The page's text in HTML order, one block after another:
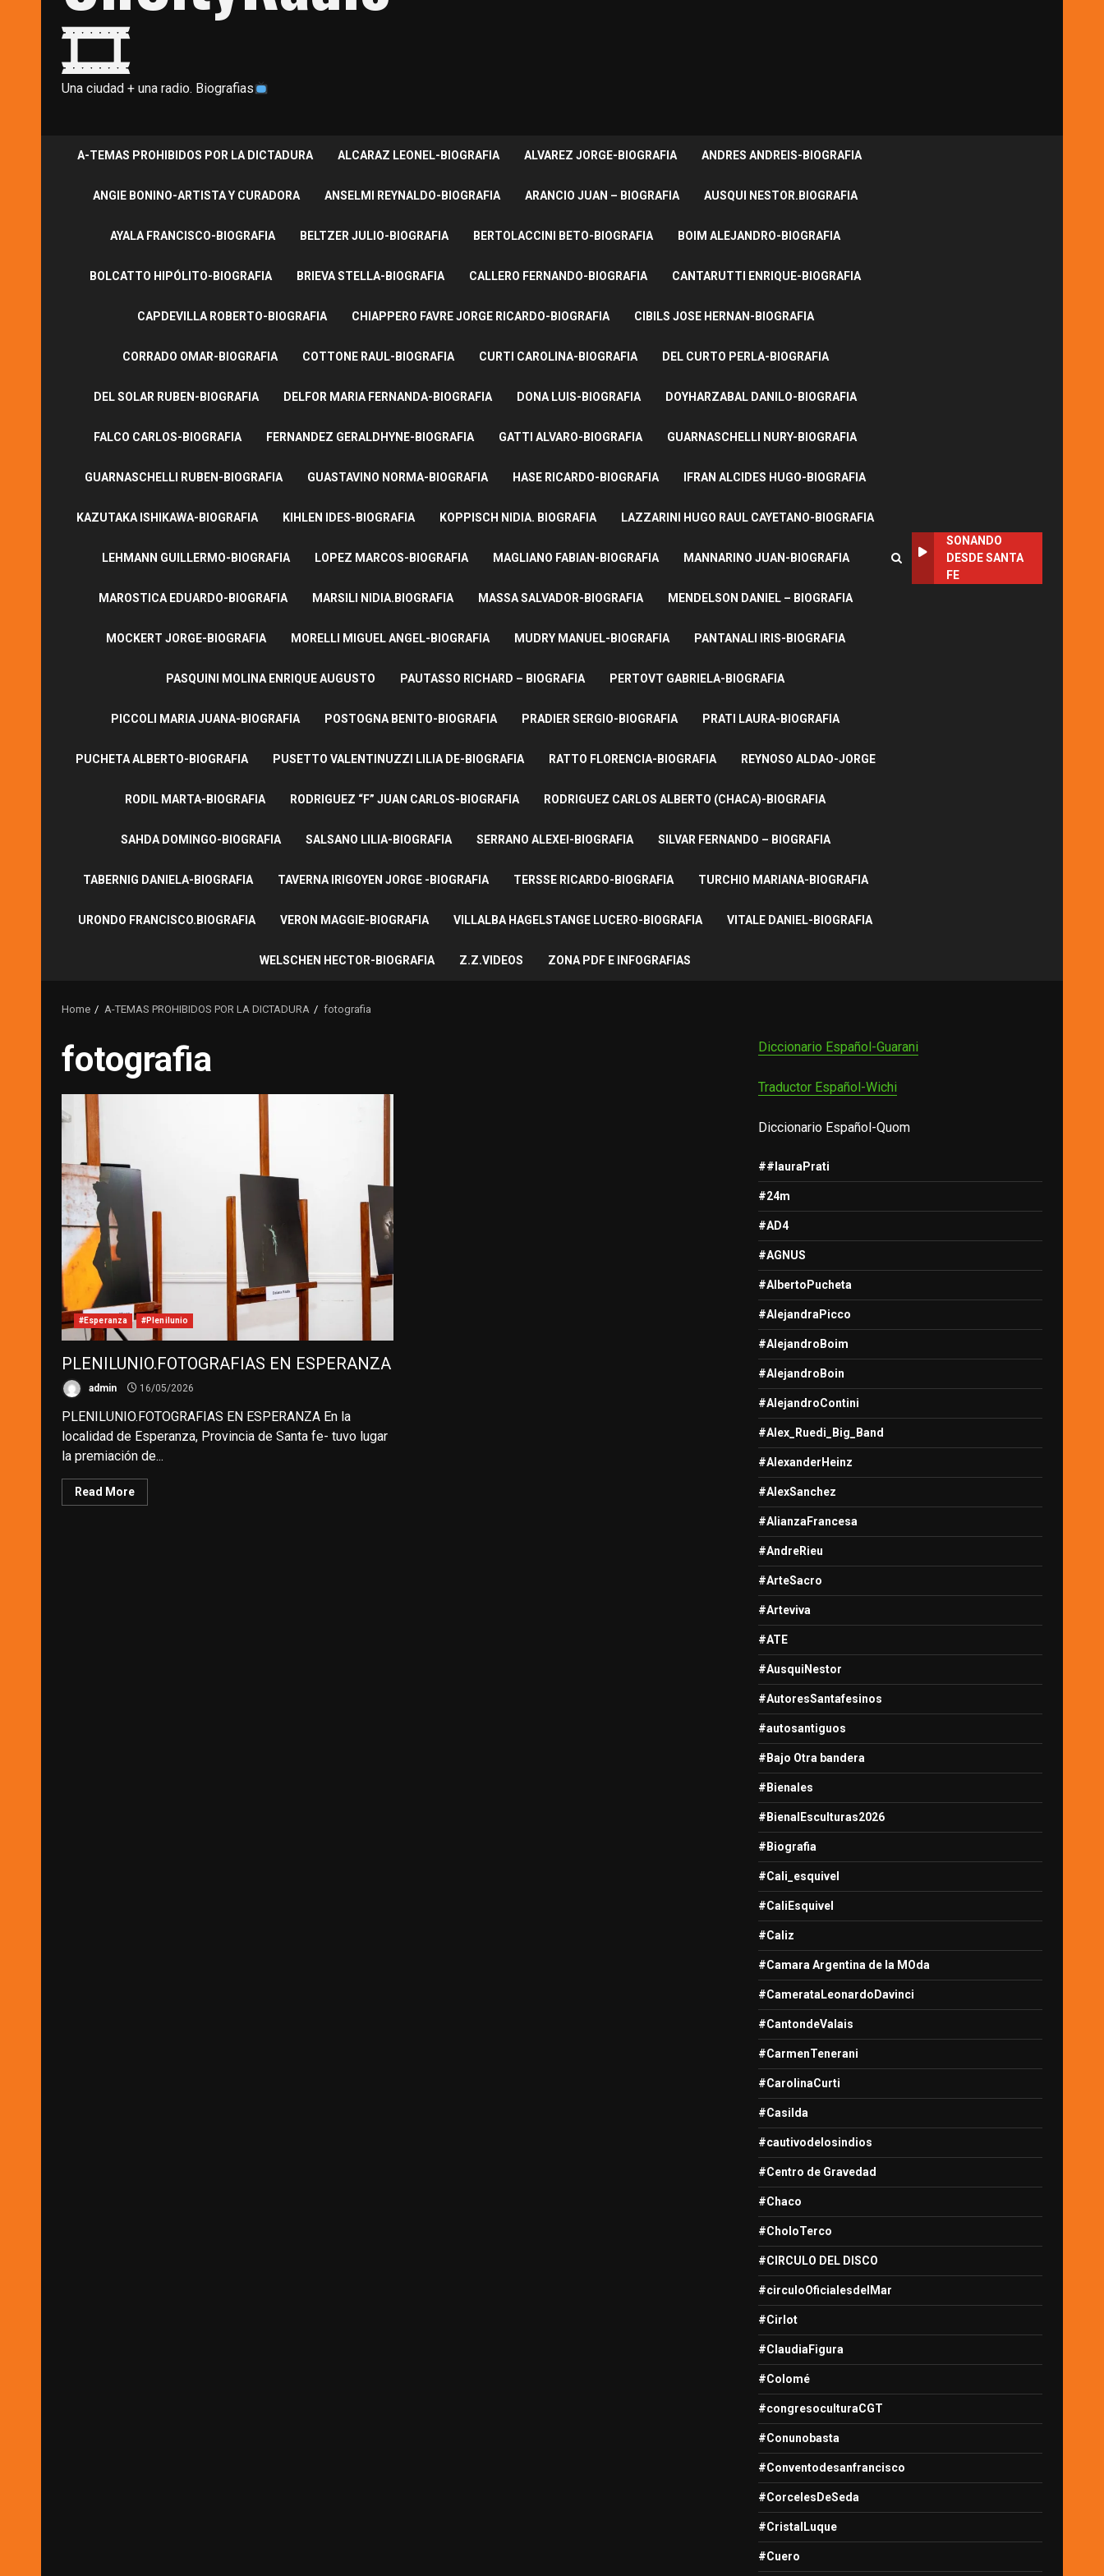
🎞
Una ciudad + una radio. Biografias
A-TEMAS PROHIBIDOS POR LA DICTADURA ALCARAZ LEONEL-BIOGRAFIA ALVAREZ JORGE-BIOGRAFIA ANDRES ANDREIS-BIOGRAFIA
ANGIE BONINO-ARTISTA Y CURADORA ANSELMI REYNALDO-BIOGRAFIA ARANCIO JUAN – BIOGRAFIA AUSQUI NESTOR.BIOGRAFIA
AYALA FRANCISCO-BIOGRAFIA BELTZER JULIO-BIOGRAFIA BERTOLACCINI BETO-BIOGRAFIA BOIM ALEJANDRO-BIOGRAFIA
BOLCATTO HIPÓLITO-BIOGRAFIA BRIEVA STELLA-BIOGRAFIA CALLERO FERNANDO-BIOGRAFIA CANTARUTTI ENRIQUE-BIOGRAFIA
CAPDEVILLA ROBERTO-BIOGRAFIA CHIAPPERO FAVRE JORGE RICARDO-BIOGRAFIA CIBILS JOSE HERNAN-BIOGRAFIA
CORRADO OMAR-BIOGRAFIA COTTONE RAUL-BIOGRAFIA CURTI CAROLINA-BIOGRAFIA DEL CURTO PERLA-BIOGRAFIA
DEL SOLAR RUBEN-BIOGRAFIA DELFOR MARIA FERNANDA-BIOGRAFIA DONA LUIS-BIOGRAFIA DOYHARZABAL DANILO-BIOGRAFIA
FALCO CARLOS-BIOGRAFIA FERNANDEZ GERALDHYNE-BIOGRAFIA GATTI ALVARO-BIOGRAFIA GUARNASCHELLI NURY-BIOGRAFIA
GUARNASCHELLI RUBEN-BIOGRAFIA GUASTAVINO NORMA-BIOGRAFIA HASE RICARDO-BIOGRAFIA IFRAN ALCIDES HUGO-BIOGRAFIA
KAZUTAKA ISHIKAWA-BIOGRAFIA KIHLEN IDES-BIOGRAFIA KOPPISCH NIDIA. BIOGRAFIA LAZZARINI HUGO RAUL CAYETANO-BIOGRAFIA
LEHMANN GUILLERMO-BIOGRAFIA LOPEZ MARCOS-BIOGRAFIA MAGLIANO FABIAN-BIOGRAFIA MANNARINO JUAN-BIOGRAFIA
MAROSTICA EDUARDO-BIOGRAFIA MARSILI NIDIA.BIOGRAFIA MASSA SALVADOR-BIOGRAFIA MENDELSON DANIEL – BIOGRAFIA
MOCKERT JORGE-BIOGRAFIA MORELLI MIGUEL ANGEL-BIOGRAFIA MUDRY MANUEL-BIOGRAFIA PANTANALI IRIS-BIOGRAFIA
PASQUINI MOLINA ENRIQUE AUGUSTO PAUTASSO RICHARD – BIOGRAFIA PERTOVT GABRIELA-BIOGRAFIA
PICCOLI MARIA JUANA-BIOGRAFIA POSTOGNA BENITO-BIOGRAFIA PRADIER SERGIO-BIOGRAFIA PRATI LAURA-BIOGRAFIA
PUCHETA ALBERTO-BIOGRAFIA PUSETTO VALENTINUZZI LILIA DE-BIOGRAFIA RATTO FLORENCIA-BIOGRAFIA REYNOSO ALDAO-JORGE
RODIL MARTA-BIOGRAFIA RODRIGUEZ “F” JUAN CARLOS-BIOGRAFIA RODRIGUEZ CARLOS ALBERTO (CHACA)-BIOGRAFIA
SAHDA DOMINGO-BIOGRAFIA SALSANO LILIA-BIOGRAFIA SERRANO ALEXEI-BIOGRAFIA SILVAR FERNANDO – BIOGRAFIA
TABERNIG DANIELA-BIOGRAFIA TAVERNA IRIGOYEN JORGE -BIOGRAFIA TERSSE RICARDO-BIOGRAFIA TURCHIO MARIANA-BIOGRAFIA
URONDO FRANCISCO.BIOGRAFIA VERON MAGGIE-BIOGRAFIA VILLALBA HAGELSTANGE LUCERO-BIOGRAFIA VITALE DANIEL-BIOGRAFIA
WELSCHEN HECTOR-BIOGRAFIA Z.Z.VIDEOS ZONA PDF E INFOGRAFIAS
SONANDO
DESDE SANTA
FE
Home A-TEMAS PROHIBIDOS POR LA DICTADURA fotografia
fotografia
#Esperanza #Plenilunio
PLENILUNIO.FOTOGRAFIAS EN ESPERANZA
admin 16/05/2026
​PLENILUNIO.FOTOGRAFIAS EN ESPERANZA En la
localidad de Esperanza, Provincia de Santa fe- tuvo lugar
la premiación de...
Read More
Diccionario Español-Guarani
Traductor Español-Wichi
Diccionario Español-Quom
##lauraPrati
#24m
#AD4
#AGNUS
#AlbertoPucheta
#AlejandraPicco
#AlejandroBoim
#AlejandroBoin
#AlejandroContini
#Alex_Ruedi_Big_Band
#AlexanderHeinz
#AlexSanchez
#AlianzaFrancesa
#AndreRieu
#ArteSacro
#Arteviva
#ATE
#AusquiNestor
#AutoresSantafesinos
#autosantiguos
#Bajo Otra bandera
#Bienales
#BienalEsculturas2026
#Biografia
#Cali_esquivel
#CaliEsquivel
#Caliz
#Camara Argentina de la MOda
#CamerataLeonardoDavinci
#CantondeValais
#CarmenTenerani
#CarolinaCurti
#Casilda
#cautivodelosindios
#Centro de Gravedad
#Chaco
#CholoTerco
#CIRCULO DEL DISCO
#circuloOficialesdelMar
#Cirlot
#ClaudiaFigura
#Colomé
#congresoculturaCGT
#Conunobasta
#Conventodesanfrancisco
#CorcelesDeSeda
#CristalLuque
#Cuero